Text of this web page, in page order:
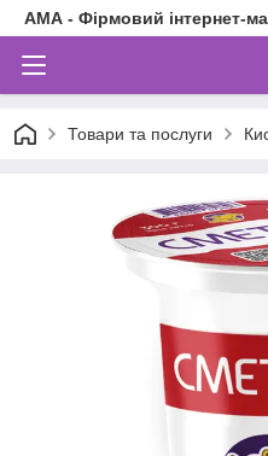
АМА - Фірмовий інтернет-
Товари та послуги